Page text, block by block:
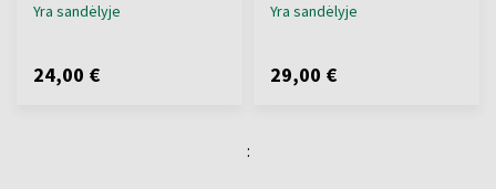
Yra sandėlyje
24,00 €
Yra sandėlyje
29,00 €
: